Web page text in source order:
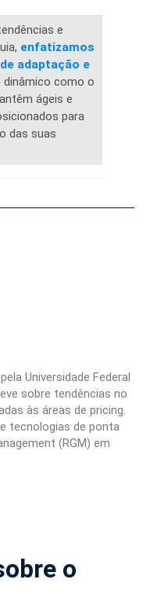
e
enfatizamos
adaptação e
dinâmico como o
ágeis e
para
das suas
Universidade Federal
sobre tendências no
às áreas de pricing.
tecnologias de ponta
(RGM) em
o